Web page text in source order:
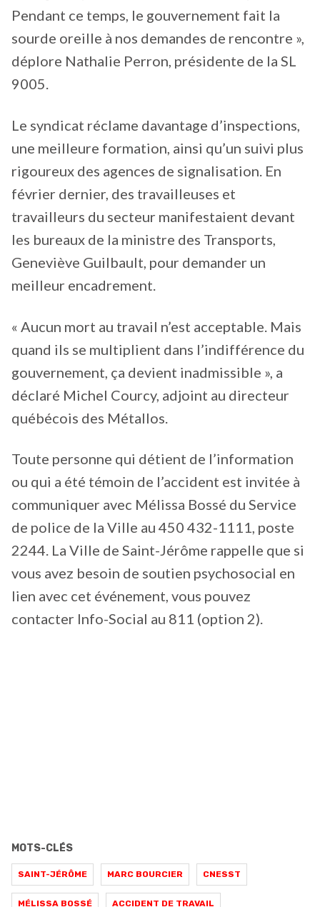
Pendant ce temps, le gouvernement fait la
sourde oreille à nos demandes de rencontre »,
déplore Nathalie Perron, présidente de la SL
9005.
Le syndicat réclame davantage d’inspections,
une meilleure formation, ainsi qu’un suivi plus
rigoureux des agences de signalisation. En
février dernier, des travailleuses et
travailleurs du secteur manifestaient devant
les bureaux de la ministre des Transports,
Geneviève Guilbault, pour demander un
meilleur encadrement.
« Aucun mort au travail n’est acceptable. Mais
quand ils se multiplient dans l’indifférence du
gouvernement, ça devient inadmissible », a
déclaré Michel Courcy, adjoint au directeur
québécois des Métallos.
Toute personne qui détient de l’information
ou qui a été témoin de l’accident est invitée à
communiquer avec Mélissa Bossé du Service
de police de la Ville au 450 432-1111, poste
2244. La Ville de Saint-Jérôme rappelle que si
vous avez besoin de soutien psychosocial en
lien avec cet événement, vous pouvez
contacter Info-Social au 811 (option 2).
MOTS-CLÉS
SAINT-JÉRÔME MARC BOURCIER CNESST
MÉLISSA BOSSÉ ACCIDENT DE TRAVAIL